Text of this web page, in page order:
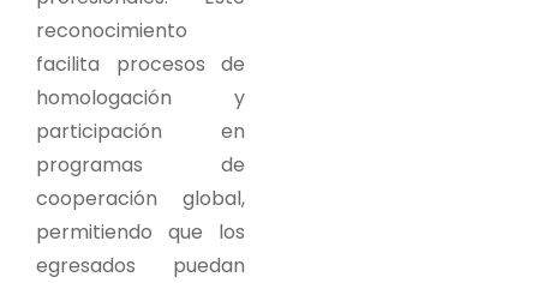
reconocimiento
facilita procesos de
homologación y
participación en
programas de
cooperación global,
permitiendo que los
egresados puedan